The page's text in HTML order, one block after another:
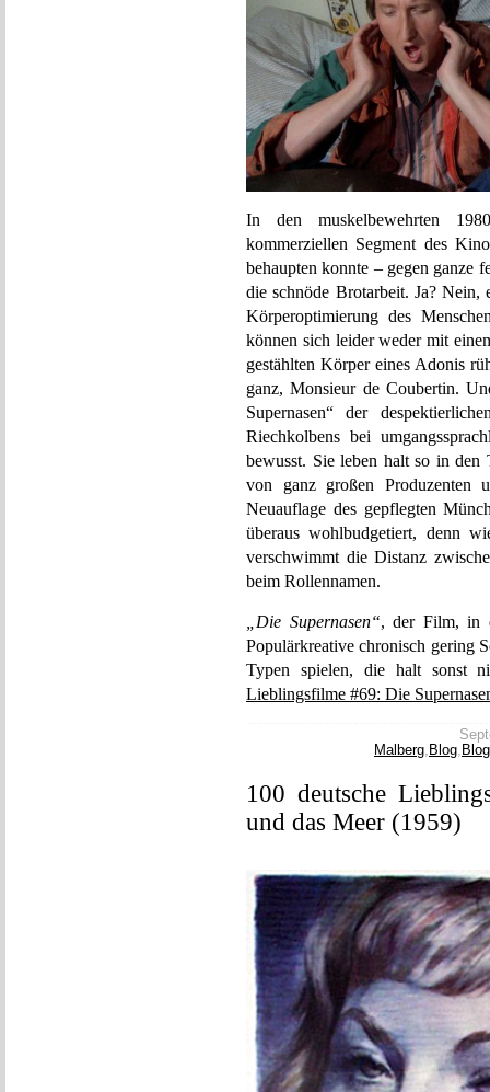
In den muskelbewehrten
kommerziellen Segment des
behaupten konnte – gegen ganze
die schnöde Brotarbeit. Ja? Nein,
Körperoptimierung des
können sich leider weder mit
gestählten Körper eines Adonis
ganz, Monsieur de Coubertin.
Supernasen“ der
Riechkolbens bei
bewusst. Sie leben halt so in den
von ganz großen Produzenten
Neuauflage des gepflegten
überaus wohlbudgetiert, denn
verschwimmt die Distanz
beim Rollennamen.
„Die Supernasen“, der Film, in
Populärkreative chronisch gering
Typen spielen, die halt sonst
Lieblingsfilme #69: Die
Malberg, Blog,
100 deutsche
und das Meer (1959)